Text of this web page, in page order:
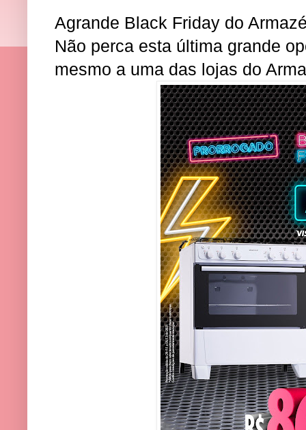
Agrande Black Friday do
Não perca esta última grande
mesmo a uma das lojas do